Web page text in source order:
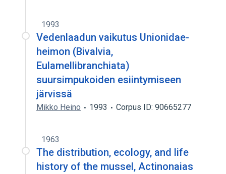
1993
Vedenlaadun vaikutus Unionidae-
heimon (Bivalvia,
Eulamellibranchiata)
suursimpukoiden esiintymiseen
järvissä
Mikko Heino 1993 Corpus ID: 90665277
1963
The distribution, ecology, and life
history of the mussel, Actinonaias